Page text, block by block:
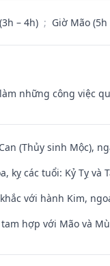
– 4h) ; Giờ Mão (5h
những công việc
(Thủy sinh Mộc),
kỵ các tuổi: Kỷ Tỵ và
với hành Kim,
hợp với Mão và